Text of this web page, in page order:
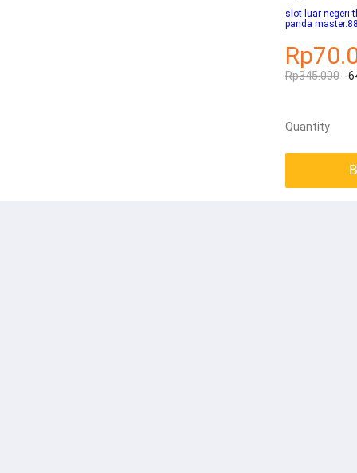
slot luar negeri
panda
Rp345.000 -
Quantity